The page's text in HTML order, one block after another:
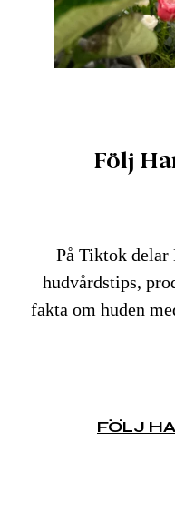
Följ
På Tiktok delar
hudvårdstips,
fakta om huden
FÖLJ